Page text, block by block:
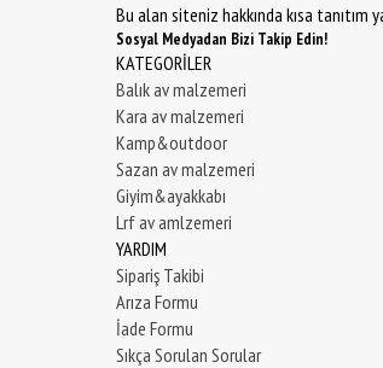
Bu alan siteniz hakkında kısa tanıtım
Sosyal Medyadan Bizi Takip Edin!
KATEGORİLER
Balık av malzemeri
Kara av malzemeri
Kamp&outdoor
Sazan av malzemeri
Giyim&ayakkabı
Lrf av amlzemeri
YARDIM
Sipariş Takibi
Arıza Formu
İade Formu
Sıkça Sorulan Sorular